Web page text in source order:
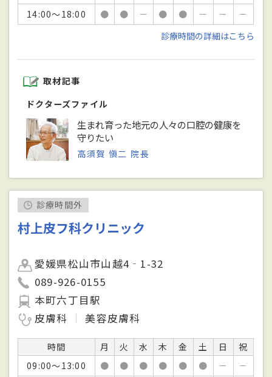
14:00～18:00
● ● － ● ● － －
－
診療時間の詳細はこちら
取材記事
ドクターズファイル
生まれ育った地元の人々の口腔の健康を
守りたい
高須賀 愼二 院長
診療時間外
村上皮フ科クリニック
愛媛県松山市山越4‐1-32
089-926-0155
本町六丁目駅
皮膚科
美容皮膚科
時間 月 火 水 木 金 土 日
祝
09:00～13:00
● ● ● ● ● ● －
－